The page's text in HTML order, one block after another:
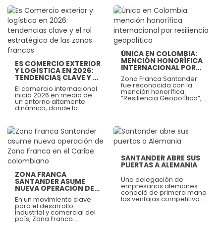
manos de representantes
de la OCDE y Bureau
Veritas.
Ver más
ES COMERCIO EXTERIOR
Y LOGÍSTICA EN 2026:
TENDENCIAS CLAVE Y EL
ROL ESTRATÉGICO DE
LAS ZONAS FRANCAS
El comercio internacional
inicia 2026 en medio de
un entorno altamente
dinámico, donde la
reconfiguración de las
transformación digital, las
exigencias de
sostenibilidad y la
volatilidad de los
mercados están
redefiniendo la forma en
que las empresas
mueven mercancías
alrededor del mundo. En
este nuevo escenario, la
logística deja de ser solo
un eslabón operativo
para convertirse en un
factor estratégico de
competitividad.
Ver más
ÚNICA EN COLOMBIA:
MENCIÓN HONORÍFICA
INTERNACIONAL POR
RESILIENCIA
GEOPOLÍTICA
Zona Franca Santander
fue reconocida con la
mención honorífica:
“Resiliencia Geopolítica”,
dentro del ranking
Magazine, publicación
especializada del grupo
Financial Times que
zonas francas del mundo.
Ver más
ZONA FRANCA
SANTANDER ASUME
NUEVA OPERACIÓN DE
ZONA FRANCA EN EL
CARIBE COLOMBIANO
En un movimiento clave
para el desarrollo
industrial y comercial del
país, Zona Franca
Santander S.A. BIC ha sido
Ver más
SANTANDER ABRE SUS
PUERTAS A ALEMANIA
Una delegación de
empresarios alemanes
conoció de primera mano
las ventajas competitivas
y el potencial empresarial